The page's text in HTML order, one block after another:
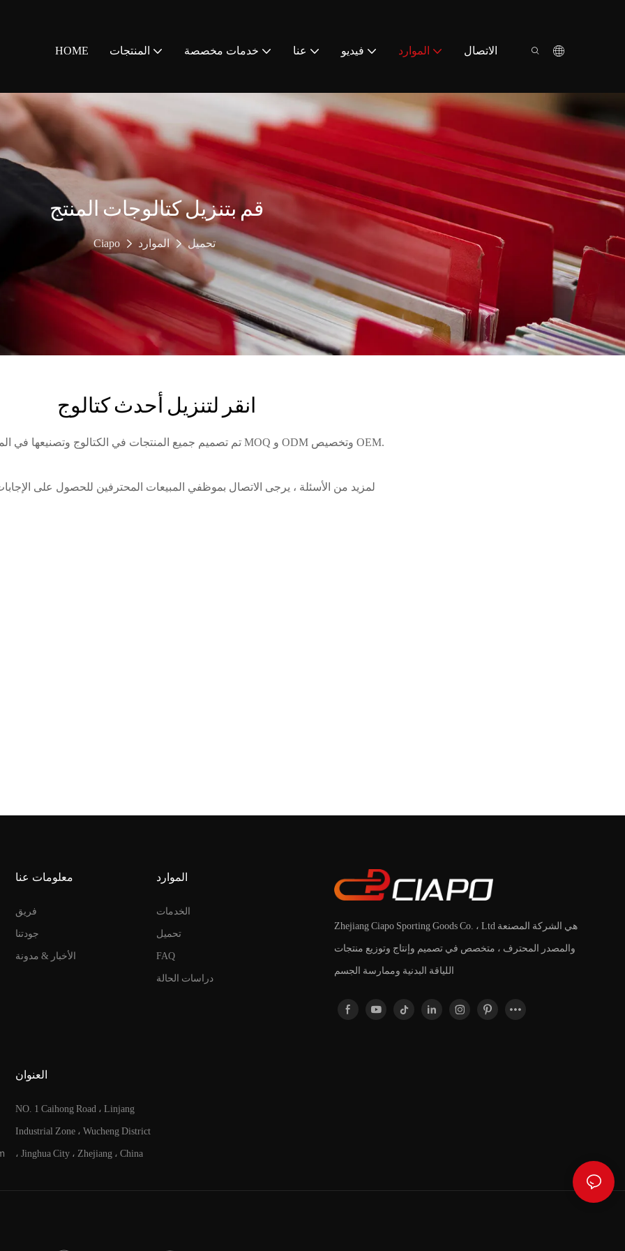
HOME المنتجات خدمات مخصصة عنا فيديو الموارد الاتصال
قم بتنزيل كتالوجات المنتج
Ciapo الموارد تحميل
انقر لتنزيل أحدث كتالوج
تم تصميم جميع المنتجات في الكتالوج وتصنيعها في المنزل ، لمتطلبات MOQ و ODM وتخصيص OEM.
لمزيد من الأسئلة ، يرجى الاتصال بموظفي المبيعات المحترفين للحصول على
معلومات عنا
فريق
جودتنا
الأخبار & مدونة
الموارد
الخدمات
تحميل
FAQ
دراسات الحالة
Zhejiang Ciapo Sporting Goods Co. ، Ltd هي الشركة المصنعة
والمصدر المحترف ، متخصص في تصميم وإنتاج وتوزيع منتجات
العنوان
NO. 1 Caihong Road ، Linjang
Industrial Zone ، Wucheng District
، Jinghua City ، Zhejiang ، China